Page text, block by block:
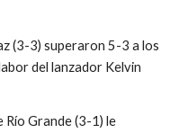
(3-3) superaron 5-3 a los
del lanzador Kelvin
Río Grande (3-1) le